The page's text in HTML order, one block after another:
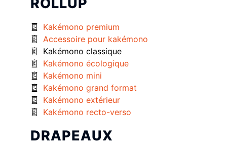
ROLLUP
Kakémono premium
Accessoire pour kakémono
Kakémono classique
Kakémono écologique
Kakémono mini
Kakémono grand format
Kakémono extérieur
Kakémono recto-verso
DRAPEAUX